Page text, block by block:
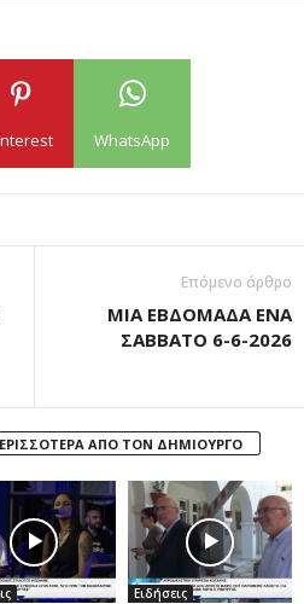
WhatsApp
Επόμενο άρθρο
ΜΙΑ ΕΒΔΟΜΑΔΑ ΕΝΑ
ΣΑΒΒΑΤΟ 6-6-2026
ΑΠΟ ΤΟΝ ΔΗΜΙΟΥΡΓΟ
Ειδήσεις